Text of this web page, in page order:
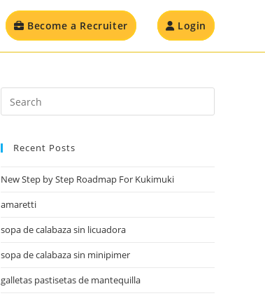
Become a Recruiter Login
Recent Posts
New Step by Step Roadmap For Kukimuki
amaretti
sopa de calabaza sin licuadora
sopa de calabaza sin minipimer
galletas pastisetas de mantequilla